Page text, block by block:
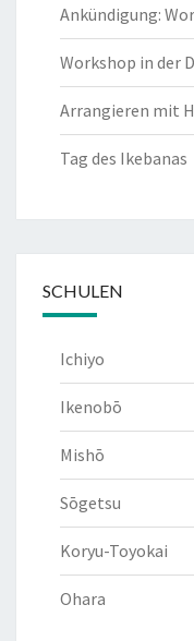
Ankündigung:
Workshop in der
Arrangieren mit
Tag des Ikebanas
SCHULEN
Ichiyo
Ikenobō
Mishō
Sōgetsu
Koryu-Toyokai
Ohara